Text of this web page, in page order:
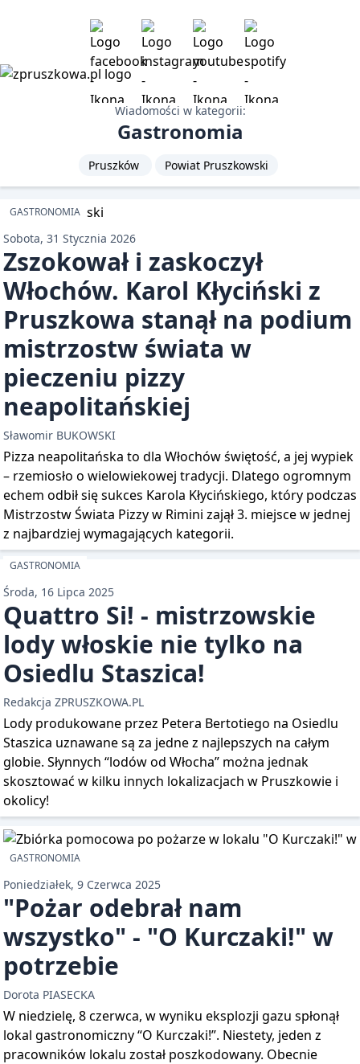
Wiadomości w kategorii:
Gastronomia
Pruszków Powiat Pruszkowski
GASTRONOMIA
Sobota, 31 Stycznia 2026
Zszokował i zaskoczył
Włochów. Karol Kłyciński z
Pruszkowa stanął na podium
mistrzostw świata w
pieczeniu pizzy
neapolitańskiej
Sławomir BUKOWSKI
Pizza neapolitańska to dla Włochów świętość, a jej wypiek
– rzemiosło o wielowiekowej tradycji. Dlatego ogromnym
echem odbił się sukces Karola Kłycińskiego, który podczas
Mistrzostw Świata Pizzy w Rimini zajął 3. miejsce w jednej
z najbardziej wymagających kategorii.
GASTRONOMIA
Środa, 16 Lipca 2025
Quattro Si! - mistrzowskie
lody włoskie nie tylko na
Osiedlu Staszica!
Redakcja ZPRUSZKOWA.PL
Lody produkowane przez Petera Bertotiego na Osiedlu
Staszica uznawane są za jedne z najlepszych na całym
globie. Słynnych “lodów od Włocha” można jednak
skosztować w kilku innych lokalizacjach w Pruszkowie i
okolicy!
GASTRONOMIA
Poniedziałek, 9 Czerwca 2025
"Pożar odebrał nam
wszystko" - "O Kurczaki!" w
potrzebie
Dorota PIASECKA
W niedzielę, 8 czerwca, w wyniku eksplozji gazu spłonął
lokal gastronomiczny “O Kurczaki!”. Niestety, jeden z
pracowników lokalu został poszkodowany. Obecnie